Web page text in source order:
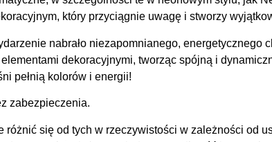
który przyciągnie uwagę i stworzy
nabrało niezapomnianego, energetycznego
dekoracyjnymi, tworząc spójną i
pełnią kolorów i energii!
zabezpieczenia.
się od tych w rzeczywistości w zależności od